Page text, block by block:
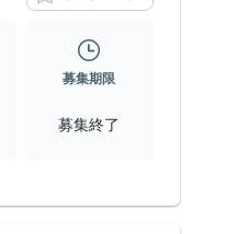
募集期限
募集終了